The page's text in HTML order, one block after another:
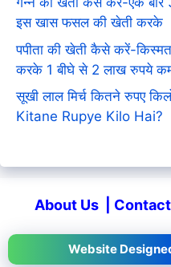
इस खास फसल की खेती करके
पपीता की खेती कैसे करें-
करके 1 बीघे से 2 लाख रुपये
सूखी लाल मिर्च कितने रुपए
Kitane Rupye Kilo Hai?
About Us
Website